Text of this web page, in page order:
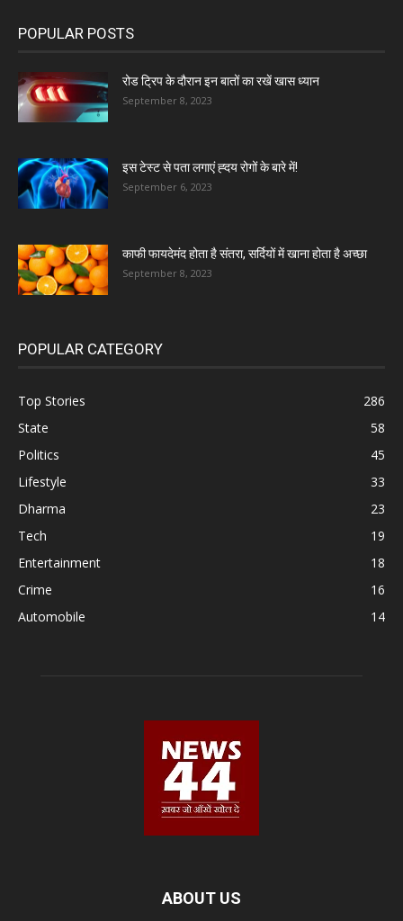
POPULAR POSTS
रोड ट्रिप के दौरान इन बातों का रखें खास ध्यान
September 8, 2023
इस टेस्ट से पता लगाएं ह्दय रोगों के बारे में!
September 6, 2023
काफी फायदेमंद होता है संतरा, सर्दियों में खाना होता है अच्छा
September 8, 2023
POPULAR CATEGORY
Top Stories
286
State
58
Politics
45
Lifestyle
33
Dharma
23
Tech
19
Entertainment
18
Crime
16
Automobile
14
ABOUT US